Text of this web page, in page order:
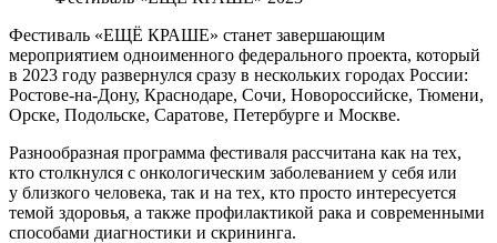
Фестиваль «ЕЩЁ КРАШЕ» станет завершающим
мероприятием одноименного федерального проекта, который
в 2023 году развернулся сразу в нескольких городах России:
Ростове-на-Дону, Краснодаре, Сочи, Новороссийске, Тюмени,
Орске, Подольске, Саратове, Петербурге и Москве.
Разнообразная программа фестиваля рассчитана как на тех,
кто столкнулся с онкологическим заболеванием у себя или
у близкого человека, так и на тех, кто просто интересуется
темой здоровья, а также профилактикой рака и современными
способами диагностики и скрининга.